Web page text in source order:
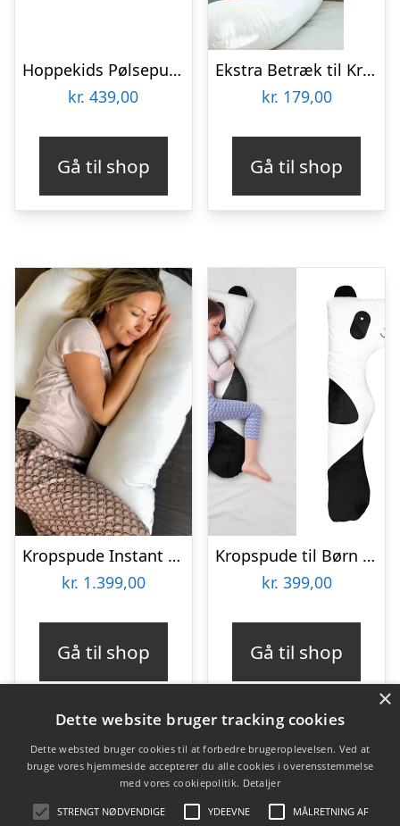
Hoppekids Pølsepude, Creator : Erling Christensen Møbler
kr. 439,00
Gå til shop
Ekstra Betræk til Kropspude i Fløjl – Zenkuru
kr. 179,00
Gå til shop
Kropspude Instant Comfort J inkl. betræk
kr. 1.399,00
Gå til shop
Kropspude til Børn – Zenkuru
kr. 399,00
Gå til shop
Varekategorier
Produkter
×
Dette website bruger tracking cookies
Dette websted bruger cookies til at forbedre brugeroplevelsen. Ved at
bruge vores hjemmeside accepterer du alle cookies i overensstemmelse
med vores cookiepolitik. Detaljer
STRENGT NØDVENDIGE YDEEVNE MÅLRETNING AF